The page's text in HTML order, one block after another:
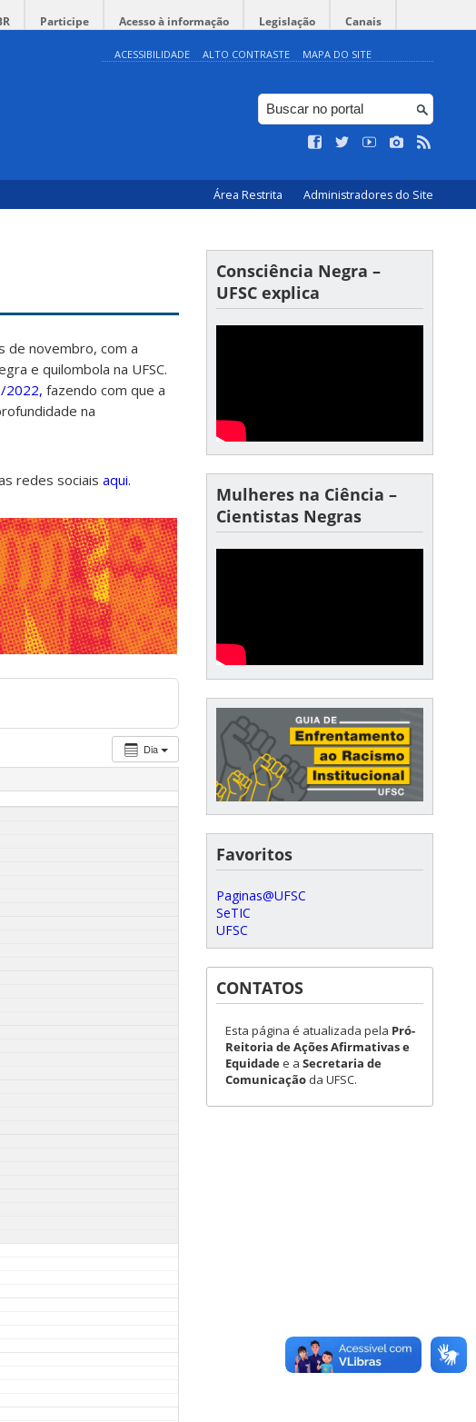
Participe Acesso à informação Legislação Canais
ACESSIBILIDADE ALTO CONTRASTE MAPA DO SITE
Área Restrita Administradores do Site
de novembro, com a
e quilombola na UFSC.
2022, fazendo com que a
na
redes sociais aqui.
Dia
Consciência Negra –
UFSC explica
Mulheres na Ciência –
Cientistas Negras
Favoritos
Paginas@UFSC
SeTIC
UFSC
CONTATOS
Esta página é atualizada pela Pró-
Reitoria de Ações Afirmativas e
Equidadee a Secretaria de
Comunicação da UFSC.